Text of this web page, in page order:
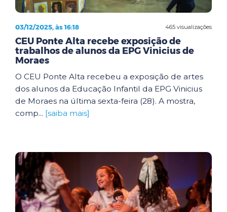
465 visualizações
03/12/2025, às 16:18
CEU Ponte Alta recebe exposição de
trabalhos de alunos da EPG Vinicius de
Moraes
O CEU Ponte Alta recebeu a exposição de artes
dos alunos da Educação Infantil da EPG Vinicius
de Moraes na última sexta-feira (28). A mostra,
comp... [saiba mais]